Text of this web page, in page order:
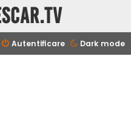
Dark mode
Autentificare